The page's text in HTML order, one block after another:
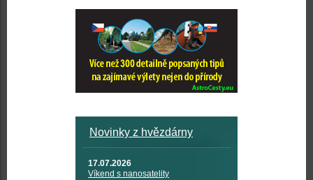
Novinky z hvězdárny
17.07.2026
Víkend s nanosatelity